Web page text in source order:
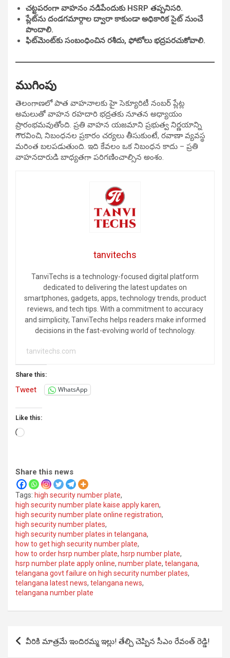
చట్టపరంగా వాహనం నడిపేందుకు HSRP తప్పనిసరి.
ప్లేట్‌ను దండగమార్గాల ద్వారా కాకుండా అధికారిక సైట్ నుంచే
పొందాలి.
ఫిట్‌మెంట్‌కు సంబంధించిన రశీదు, ఫోటోలు భద్రపరచుకోవాలి.
ముగింపు
తెలంగాణలో పాత వాహనాలకు హై సెక్యూరిటీ నంబర్ ప్లేట్ల
అమలుతో వాహన రహదారి భద్రతకు నూతన అధ్యాయం
ప్రారంభమవుతోంది. ప్రతి వాహన యజమాని ప్రభుత్వ నిర్ణయాన్ని
గౌరవించి, నిబంధనల ప్రకారం చర్యలు తీసుకుంటే, రవాణా వ్యవస్థ
మరింత బలపడుతుంది. ఇది కేవలం ఒక నిబంధన కాదు – ప్రతి
వాహనదారుడి బాధ్యతగా పరిగణించాల్సిన అంశం.
tanvitechs
TanviTechs is a technology-focused digital platform
dedicated to delivering the latest updates on
smartphones, gadgets, apps, technology trends, product
reviews, and tech tips. With a commitment to accuracy
and simplicity, TanviTechs helps readers make informed
decisions in the fast-evolving world of technology.
tanvitechs.com
Share this:
Tweet WhatsApp
Like this:
Loading…
Share this news
Tags: high security number plate,
high security number plate kaise apply karen,
high security number plate online registration,
high security number plates,
high security number plates in telangana,
how to get high security number plate,
how to order hsrp number plate, hsrp number plate,
hsrp number plate apply online, number plate, telangana,
telangana govt failure on high security number plates,
telangana latest news, telangana news,
telangana number plate
Post
navigation
వీరికి మాత్రమే ఇందిరమ్మ ఇల్లు! తేల్చి చెప్పిన సీఎం రేవంత్ రెడ్డి!